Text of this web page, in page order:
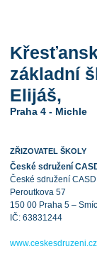
základní
Elijáš,
Praha 4 - Michle
ZŘIZOVATEL ŠKOLY
České sdružení
České sdružení CASD
Peroutkova 57
150 00 Praha 5 –
IČ: 63831244
www.ceskesdruzeni.cz